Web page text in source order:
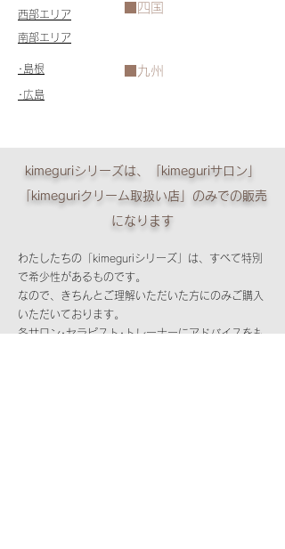
​■四国
​■九州
​西部エリア
​南部エリア
​･島根
​･広島
kimeguriシリーズは、「kimeguriサロン」
「kimeguriクリーム取扱い店」のみでの販売
になります
わたしたちの「kimeguriシリーズ」は、すべて特別
で希少性があるものです。
なので、きちんとご理解いただいた方にのみご購入
いただいております。
各サロン･セラピスト･トレーナーにアドバイスをも